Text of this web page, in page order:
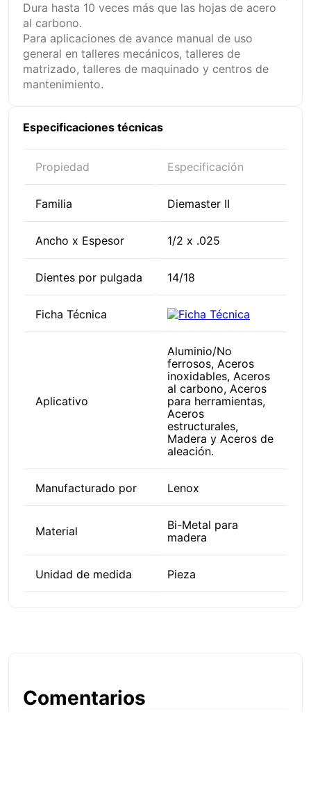
Dura hasta 10 veces más que las hojas de acero
al carbono.
Para aplicaciones de avance manual de uso
general en talleres mecánicos, talleres de
matrizado, talleres de maquinado y centros de
mantenimiento.
Especificaciones técnicas
Propiedad Especificación
Familia Diemaster II
Ancho x Espesor 1/2 x .025
Dientes por pulgada 14/18
Ficha Técnica
Aplicativo
Aluminio/No
ferrosos, Aceros
inoxidables, Aceros
al carbono, Aceros
para herramientas,
Aceros
estructurales,
Madera y Aceros de
aleación.
Manufacturado por Lenox
Material
Bi-Metal para
madera
Unidad de medida Pieza
Comentarios